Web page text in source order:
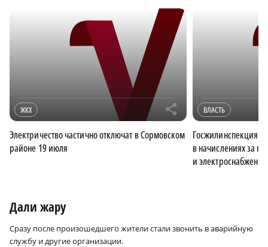
ЖКХ r
Электричество частично отключат в Сормовском
районе 19 июля
ВЛАСТЬ
Госжилинспекция
в начислениях за
и
Дали жару
Сразу после произошедшего жители стали звонить в аварийную
службу и другие организации.